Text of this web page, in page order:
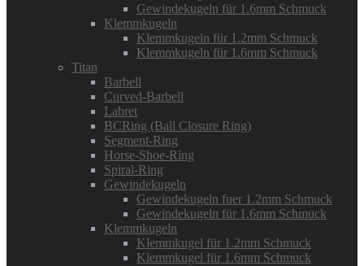
Gewindekugeln für 1.6mm Schmuck
Klemmkugeln
Klemmkugeln für 1.2mm Schmuck
Klemmkugeln für 1.6mm Schmuck
Titan
Barbell
Curved-Barbell
Labret
BCRing (Ball Closure Ring)
Segment-Ring
Horse-Shoe-Ring
Spiral-Ring
Gewindekugeln
Gewindekugeln fuer 1.2mm Schmuck
Gewindekugeln für 1.6mm Schmuck
Klemmkugeln
Klemmkugel für 1.2mm Schmuck
Klemmkugel für 1.6mm Schmuck